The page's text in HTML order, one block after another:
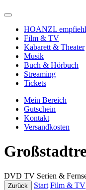
HOANZL
Film & TV
Kabarett & Theater
Musik
Buch & Hörbuch
Streaming
Tickets
Mein Bereich
Gutschein
Kontakt
Versandkosten
DVD TV Serien &
Zurück Start Film & TV